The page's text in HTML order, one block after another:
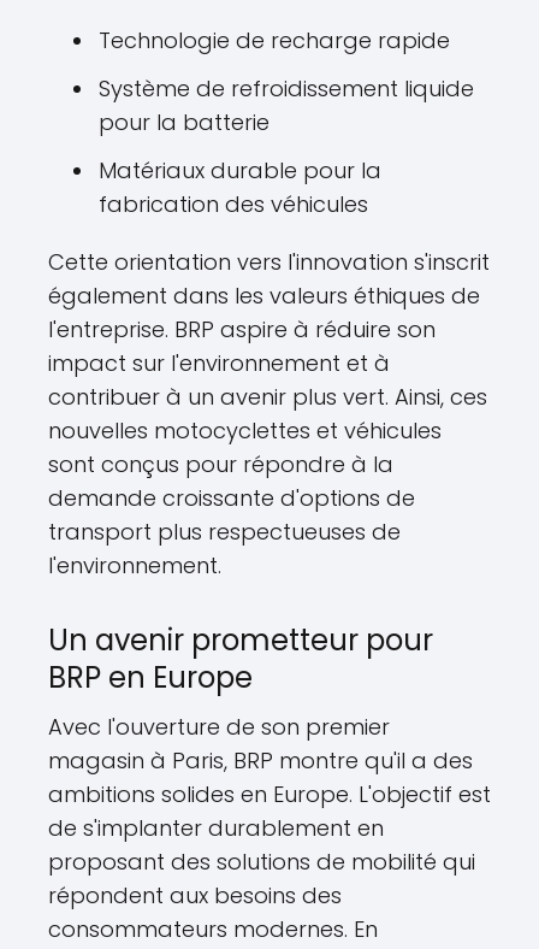
Technologie de recharge rapide
Système de refroidissement liquide
pour la batterie
Matériaux durable pour la
fabrication des véhicules
Cette orientation vers l'innovation s'inscrit
également dans les valeurs éthiques de
l'entreprise. BRP aspire à réduire son
impact sur l'environnement et à
contribuer à un avenir plus vert. Ainsi, ces
nouvelles motocyclettes et véhicules
sont conçus pour répondre à la
demande croissante d'options de
transport plus respectueuses de
l'environnement.
Un avenir prometteur pour
BRP en Europe
Avec l'ouverture de son premier
magasin à Paris, BRP montre qu'il a des
ambitions solides en Europe. L'objectif est
de s'implanter durablement en
proposant des solutions de mobilité qui
répondent aux besoins des
consommateurs modernes. En